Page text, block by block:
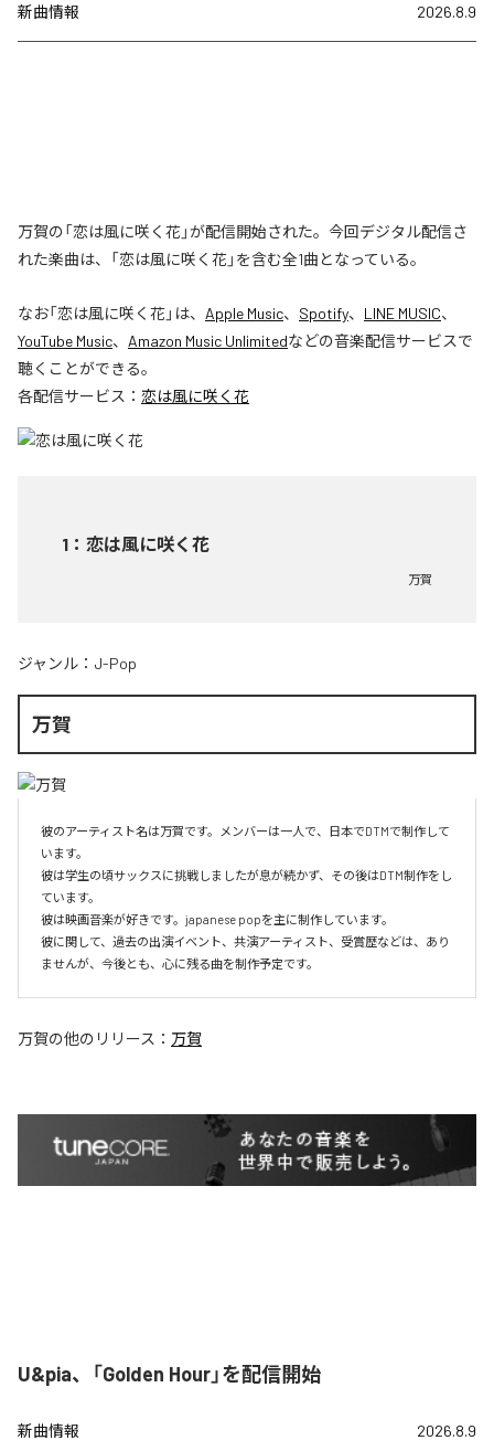
新曲情報 2026.8.9
万賀の「恋は風に咲く花」が配信開始された。今回デジタル配信さ
れた楽曲は、「恋は風に咲く花」を含む全1曲となっている。
なお「恋は風に咲く花」は、 Apple Music、 Spotify、 LINE MUSIC、
YouTube Music、 Amazon Music Unlimitedなどの音楽配信サービスで
聴くことができる。
各配信サービス： 恋は風に咲く花
1 ： 恋は風に咲く花
万賀
ジャンル： J-Pop
万賀
彼のアーティスト名は万賀です。メンバーは一人で、日本でDTMで制作して
います。
彼は学生の頃サックスに挑戦しましたが息が続かず、その後はDTM制作をし
ています。
彼は映画音楽が好きです。japanese popを主に制作しています。
彼に関して、過去の出演イベント、共演アーティスト、受賞歴などは、あり
ませんが、今後とも、心に残る曲を制作予定です。
万賀の他のリリース： 万賀
U&pia、「Golden Hour」を配信開始
新曲情報 2026.8.9